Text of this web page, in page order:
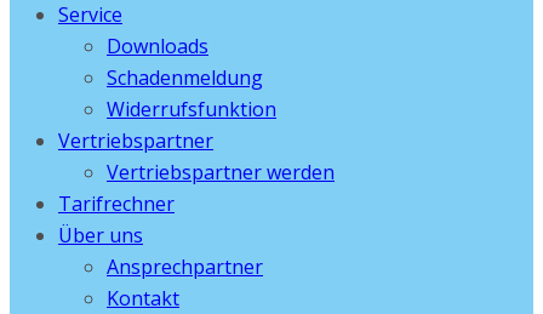
Service
Downloads
Schadenmeldung
Widerrufsfunktion
Vertriebspartner
Vertriebspartner werden
Tarifrechner
Über uns
Ansprechpartner
Kontakt